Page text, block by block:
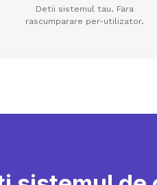
Detii sistemul tau. Fara
rascumparare per-utilizator.